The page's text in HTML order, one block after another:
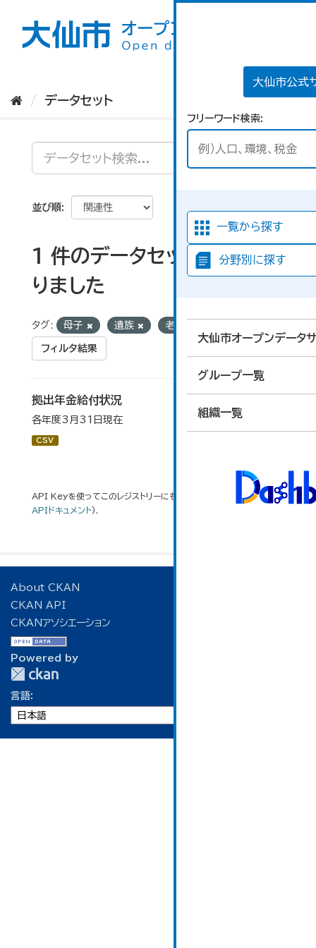
大仙市公式
フリーワード検索
一覧から探す
分野別に探す
大仙市オープンデータ
グループ一覧
組織一覧
データセット
並び順
1 件のデータセットが見つか
りました
タグ: 母子 遺族 老齢基礎
フィルタ結果
拠出年金給付状況
各年度3月31日現在
CSV
API Keyを使ってこのレジストリーにもアクセス可能ですAPI(see
APIドキュメント).
About CKAN
CKAN API
CKANアソシエーション
Powered by
言語